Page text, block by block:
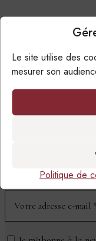
Le site utilise des
mesurer son
Politique de
SUIVRE LA
PAR